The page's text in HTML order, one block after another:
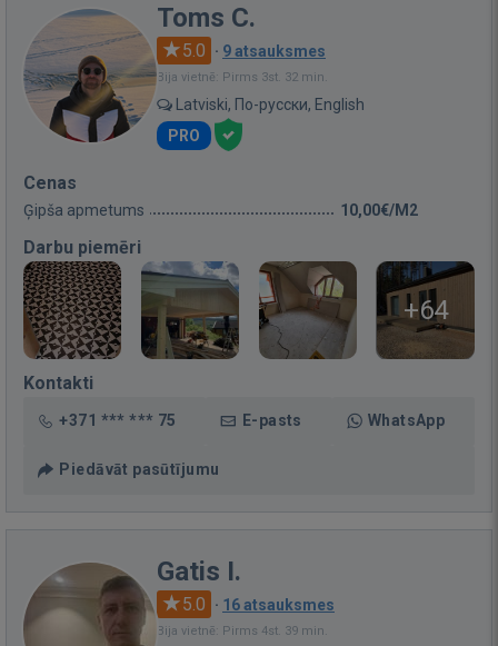
Toms C.
5.0 · 9 atsauksmes
Bija vietnē: Pirms 3st. 32 min.
Latviski, По-русски, English
PRO
Cenas
Ģipša apmetums 10,00€/M2
Darbu piemēri
+64
Kontakti
+371 *** *** 75 E-pasts WhatsApp
Piedāvāt pasūtījumu
Gatis I.
5.0 · 16 atsauksmes
Bija vietnē: Pirms 4st. 39 min.